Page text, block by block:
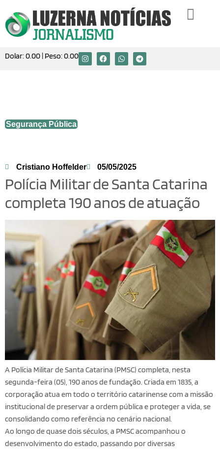
Dolar:0.00 | Peso:0.00
Segurança Pública
Cristiano Hoffelder 05/05/2025
Polícia Militar de Santa Catarina
completa 190 anos de atuação
A Polícia Militar de Santa Catarina (PMSC) completa, nesta
segunda-feira (05), 190 anos de fundação. Criada em 1835, a
corporação atua em todo o território catarinense com a missão
institucional de preservar a ordem pública e proteger a vida, se
consolidando como referência no cenário nacional.
Ao longo de quase dois séculos, a PMSC acompanhou o
desenvolvimento do estado, passando por diversas